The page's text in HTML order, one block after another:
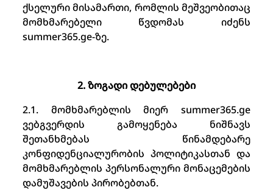
ქსელური მისამართი, რომლის მეშვეობითაც
მომხმარებელი წვდომას იძენს
summer365.ge-ზე.
2. ზოგადი დებულებები
2.1. მომხმარებლის მიერ summer365.ge
ვებგვერდის გამოყენება ნიშნავს
შეთანხმებას წინამდებარე
კონფიდენციალურობის პოლიტიკასთან და
მომხმარებლის პერსონალური მონაცემების
დამუშავების პირობებთან.